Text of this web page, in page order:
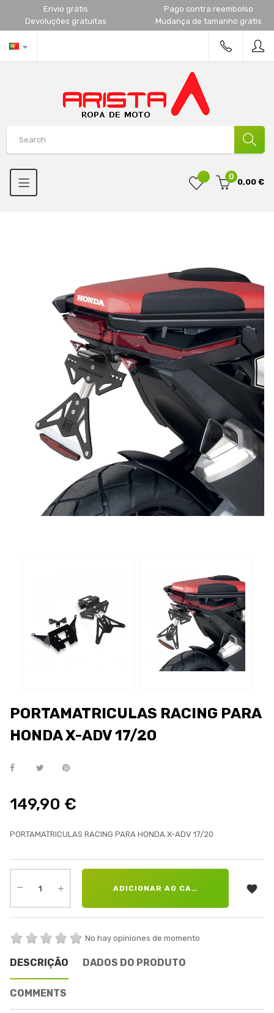
Envio grátis
Pago contra reembolso
Devoluções gratuitas
Mudança de tamanho grátis
0
0,00 €
PORTAMATRICULAS RACING PARA
HONDA X-ADV 17/20
149,90 €
PORTAMATRICULAS RACING PARA HONDA X-ADV 17/20
ADICIONAR AO CARRINHO 
No hay opiniones de momento
DESCRIÇÃO DADOS DO PRODUTO
COMMENTS